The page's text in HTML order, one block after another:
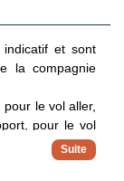
et sont
la compagnie
le vol aller,
pour le vol
à